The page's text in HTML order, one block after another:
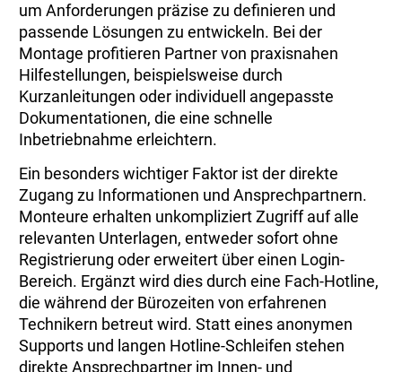
um Anforderungen präzise zu definieren und
passende Lösungen zu entwickeln. Bei der
Montage profitieren Partner von praxisnahen
Hilfestellungen, beispielsweise durch
Kurzanleitungen oder individuell angepasste
Dokumentationen, die eine schnelle
Inbetriebnahme erleichtern.
Ein besonders wichtiger Faktor ist der direkte
Zugang zu Informationen und Ansprechpartnern.
Monteure erhalten unkompliziert Zugriff auf alle
relevanten Unterlagen, entweder sofort ohne
Registrierung oder erweitert über einen Login-
Bereich. Ergänzt wird dies durch eine Fach-Hotline,
die während der Bürozeiten von erfahrenen
Technikern betreut wird. Statt eines anonymen
Supports und langen Hotline-Schleifen stehen
direkte Ansprechpartner im Innen- und